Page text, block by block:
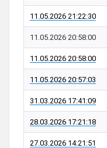
11.05.2026 21:22:30
11.05.2026 20:58:00
11.05.2026 20:58:00
11.05.2026 20:57:03
31.03.2026 17:41:09
28.03.2026 17:21:18
27.03.2026 14:21:51